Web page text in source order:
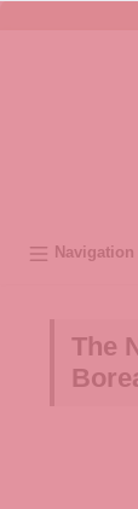
Navigation
The